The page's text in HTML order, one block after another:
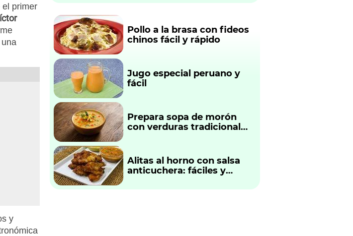
el primer
y
Pollo a la brasa con fideos
chinos fácil y rápido
Jugo especial peruano y
fácil
Prepara sopa de morón
con verduras tradicional
Alitas al horno con salsa
anticuchera: fáciles y